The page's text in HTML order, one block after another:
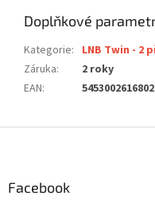
Doplňkové
Kategorie: LNB Twin - 2
Záruka:
2 roky
EAN: 5453002616802
Facebook